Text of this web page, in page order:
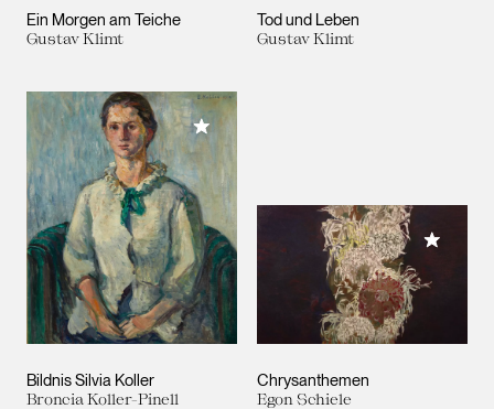
Ein Morgen am Teiche
Gustav Klimt
Tod und Leben
Gustav Klimt
Bildnis Silvia Koller
Broncia Koller-Pinell
Meiner Sammlung hinzufügen
Chrysanthemen
Egon Schiele
Meiner